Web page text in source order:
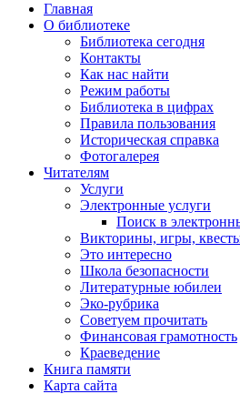
Главная
О библиотеке
Библиотека сегодня
Контакты
Как нас найти
Режим работы
Библиотека в цифрах
Правила пользования
Историческая справка
Фотогалерея
Читателям
Услуги
Электронные услуги
Поиск в
Викторины, игры,
Это интересно
Школа безопасности
Литературные юбилеи
Эко-рубрика
Советуем прочитать
Финансовая грамотность
Краеведение
Книга памяти
Карта сайта